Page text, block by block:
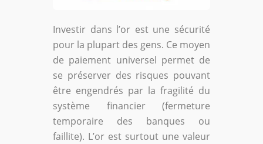
Investir dans l’or est une sécurité
pour la plupart des gens. Ce moyen
de paiement universel permet de
se préserver des risques pouvant
être engendrés par la fragilité du
système financier (fermeture
temporaire des banques ou
faillite). L’or est surtout une valeur